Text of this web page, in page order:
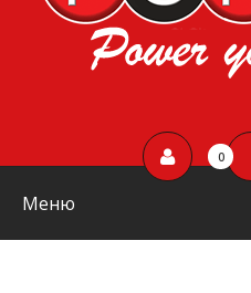
0
Меню